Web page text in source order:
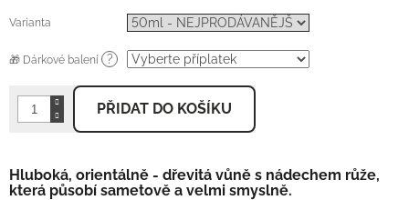
Varianta
🎁 Dárkové balení ?
PŘIDAT DO KOŠÍKU
Hluboká, orientálně - dřevitá vůně s nádechem růže,
která působí sametově a velmi smyslně.